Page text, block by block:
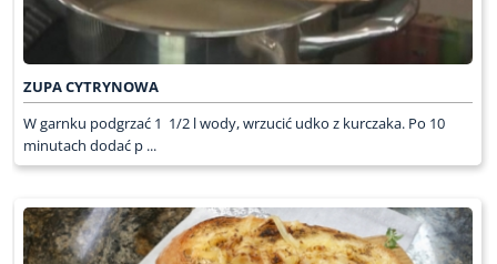
ZUPA CYTRYNOWA
W garnku podgrzać 1 1/2 l wody, wrzucić udko z kurczaka. Po 10
minutach dodać p ...